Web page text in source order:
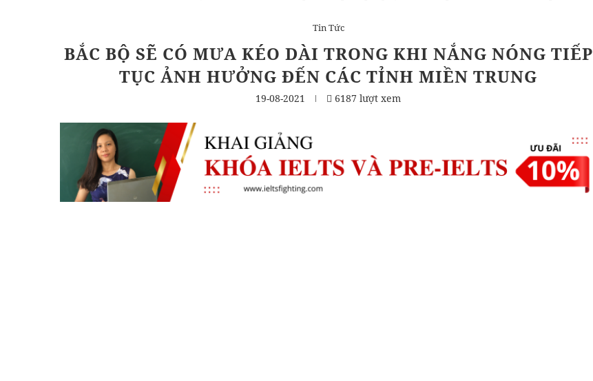
Tin Tức
BẮC BỘ SẼ CÓ MƯA KÉO DÀI TRONG KHI NẮNG NÓNG TIẾP
TỤC ẢNH HƯỞNG ĐẾN CÁC TỈNH MIỀN TRUNG
19-08-2021 6187 lượt xem